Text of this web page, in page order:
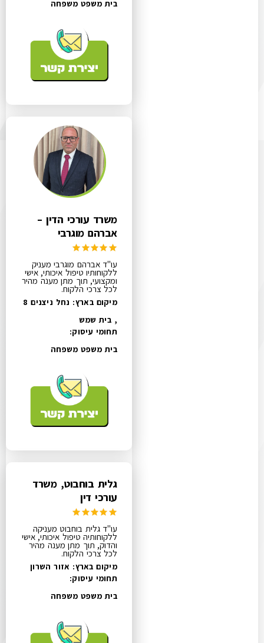
בית משפט משפחה
משרד עורכי הדין –
אברהם מוגרבי
עו"ד אברהם מוגרבי מעניק
ללקוחותיו טיפול איכותי, אישי
ומקצועי, תוך מתן מענה מהיר
לכל צרכי הלקוח.
מיקום בארץ: נחל ניצנים 8
, בית שמש
תחומי עיסוק:
בית משפט משפחה
גלית בוחבוט, משרד
עורכי דין
עו"ד גלית בוחבוט מעניקה
ללקוחותיה טיפול איכותי, אישי
והדוק, תוך מתן מענה מהיר
לכל צרכי הלקוח.
מיקום בארץ: אזור השרון
תחומי עיסוק:
בית משפט משפחה